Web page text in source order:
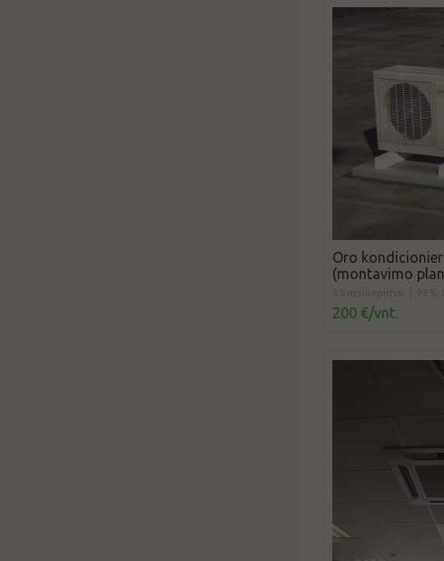
Oro
(montavimo
200 €/vnt.